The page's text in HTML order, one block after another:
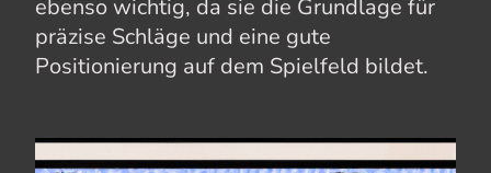
ebenso wichtig, da sie die Grundlage für
präzise Schläge und eine gute
Positionierung auf dem Spielfeld bildet.